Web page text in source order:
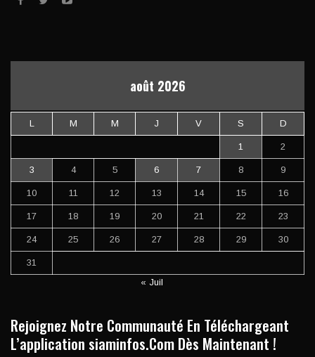
août 2026
L M M J V S D
1 2
3 4 5 6 7 8 9
10 11 12 13 14 15 16
17 18 19 20 21 22 23
24 25 26 27 28 29 30
31
« Juil
Rejoignez Notre Communauté En Téléchargeant
L’application siaminfos.Com Dès Maintenant !